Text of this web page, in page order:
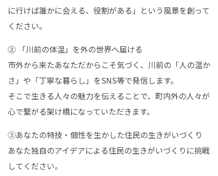
に行けば誰かに会える、役割がある」という風景を創って
ください。
② 「川前の体温」を外の世界へ届ける
市外から来たあなただからこそ気づく、川前の「人の温か
さ」や「丁寧な暮らし」をSNS等で発信します。
そこで生きる人々の魅力を伝えることで、町内外の人々が
心で繋がる架け橋になっていただきます。
③あなたの特技・個性を生かした住民の生きがいづくり
あなた独自のアイデアによる住民の生きがいづくりに挑戦
してください。